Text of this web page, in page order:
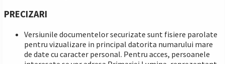
PRECIZARI
Versiunile documentelor securizate sunt fisiere parolate
pentru vizualizare in principal datorita numarului mare
de date cu caracter personal. Pentru acces, persoanele